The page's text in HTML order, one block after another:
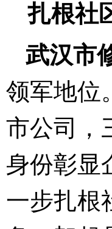
扎根社
武汉市
领军地位
市公司，
身份彰显
一步扎根